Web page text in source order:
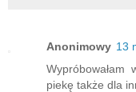
Anonimowy 13
piekę także dla